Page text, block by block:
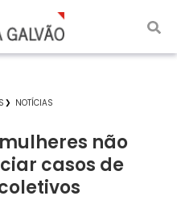
NOTÍCIAS
não
casos de